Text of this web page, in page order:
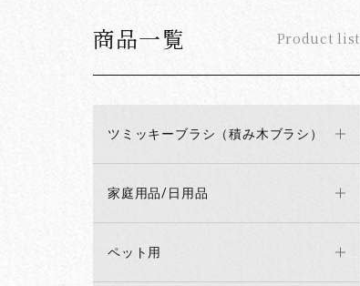
商品一覧 Product list
ツミッキーブラシ（積み木ブラシ）
家庭用品/日用品
ペット用